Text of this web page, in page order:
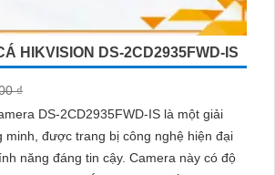
HIKVISION DS-2CD2935FWD-IS
₫
DS-2CD2935FWD-IS là một giải
minh, được trang bị công nghệ hiện đại
tin cậy. Camera này có độ